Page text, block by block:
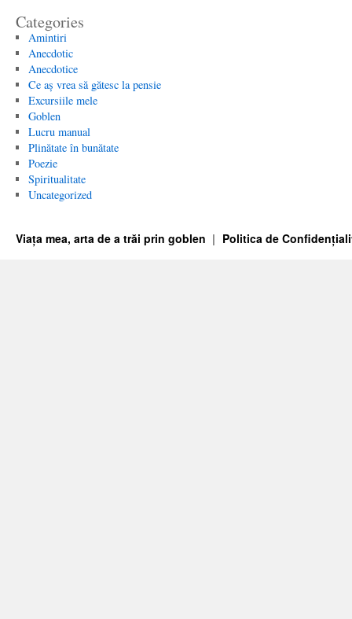
Categories
Amintiri
Anecdotic
Anecdotice
Ce aș vrea să gătesc la pensie
Excursiile mele
Goblen
Lucru manual
Plinătate în bunătate
Poezie
Spiritualitate
Uncategorized
Viața mea, arta de a trăi prin goblen Politica de